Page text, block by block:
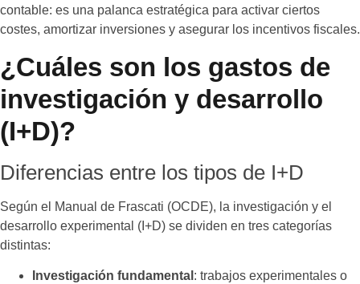
contable: es una palanca estratégica para activar ciertos
costes, amortizar inversiones y asegurar los incentivos fiscales.
¿Cuáles son los gastos de
investigación y desarrollo
(I+D)?
Diferencias entre los tipos de I+D
Según el Manual de Frascati (OCDE), la investigación y el
desarrollo experimental (I+D) se dividen en tres categorías
distintas:
Investigación fundamental : trabajos experimentales o